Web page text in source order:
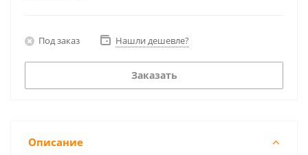
Под заказ Нашли дешевле?
Заказать
Описание